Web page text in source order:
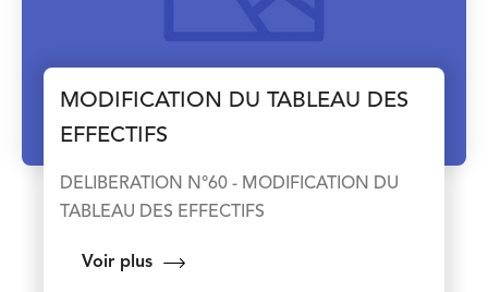
MODIFICATION DU TABLEAU DES
EFFECTIFS
DELIBERATION N°60 - MODIFICATION DU
TABLEAU DES EFFECTIFS
Voir plus